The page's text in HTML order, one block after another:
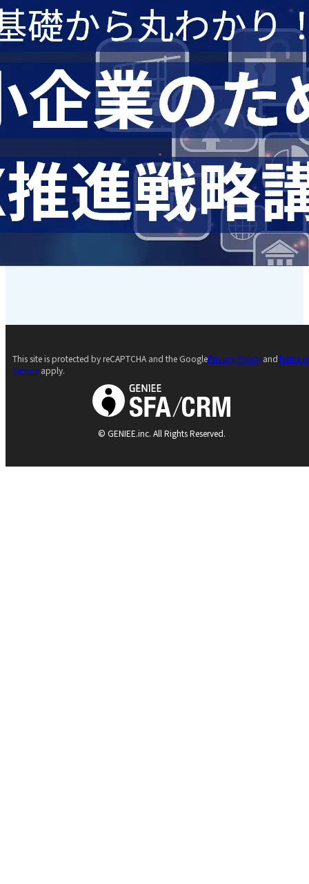
© GENIEE.inc. All Rights Reserved.
This site is protected by reCAPTCHA and the GooglePrivacy Policy andTerms
Service apply.